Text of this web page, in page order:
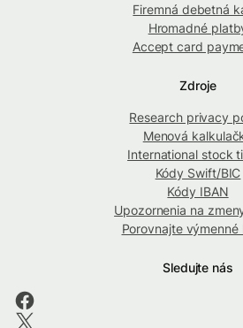
Firemná debetná
Hromadné
Accept card
Zdroje
Research privacy
Menová
International stock
Kódy Swift/BIC
Kódy IBAN
Upozornenia na
Porovnajte výmenné
Sledujte nás